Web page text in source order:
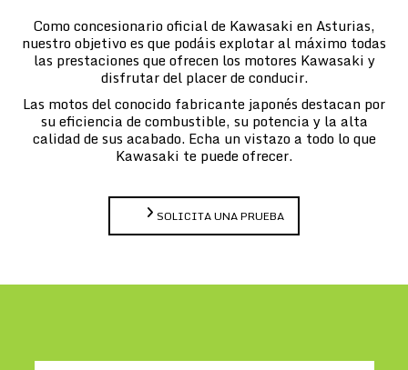
Como concesionario oficial de Kawasaki en Asturias,
nuestro objetivo es que podáis explotar al máximo todas
las prestaciones que ofrecen los motores Kawasaki y
disfrutar del placer de conducir.
Las motos del conocido fabricante japonés destacan por
su eficiencia de combustible, su potencia y la alta
calidad de sus acabado. Echa un vistazo a todo lo que
Kawasaki te puede ofrecer.
SOLICITA UNA PRUEBA